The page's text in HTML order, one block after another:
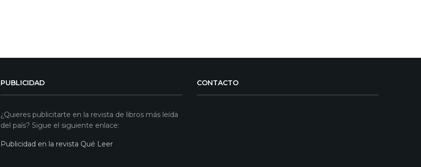
PUBLICIDAD
¿Quieres publicitarte en la revista de libros más leída
del país? Sigue el siguiente enlace:
Publicidad en la revista Qué Leer
CONTACTO